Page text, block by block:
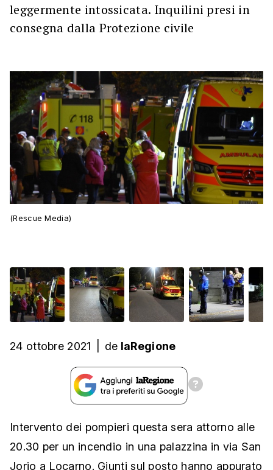
leggermente intossicata. Inquilini presi in
consegna dalla Protezione civile
(Rescue Media)
24 ottobre 2021 de laRegione
Intervento dei pompieri questa sera attorno alle
20.30 per un incendio in una palazzina in via San
Jorio a Locarno. Giunti sul posto hanno appurato